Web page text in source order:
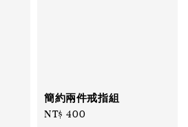
簡約兩件戒指組
Regular
NT$ 400